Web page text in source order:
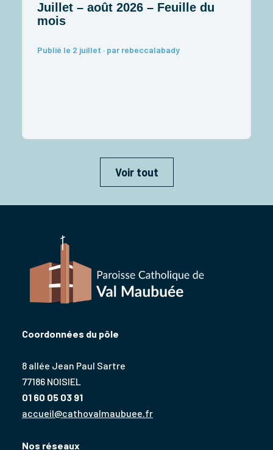
Juillet – août 2026 – Feuille du
mois
Publié le 2 juillet · par rebeccalabady
Voir tout
Coordonnées du pôle
8 allée Jean Paul Sartre
77186 NOISIEL
01 60 05 03 91
accueil@cathovalmaubuee.fr
Nos réseaux